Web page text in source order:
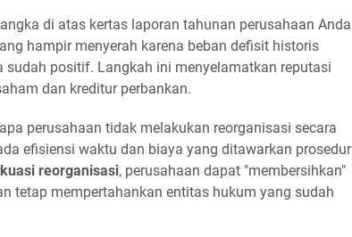
di atas kertas laporan tahunan perusahaan Anda
hampir menyerah karena beban defisit historis
sudah positif. Langkah ini menyelamatkan reputasi
dan kreditur perbankan.
perusahaan tidak melakukan reorganisasi secara
efisiensi waktu dan biaya yang ditawarkan prosedur
reorganisasi, perusahaan dapat "membersihkan"
tetap mempertahankan entitas hukum yang sudah